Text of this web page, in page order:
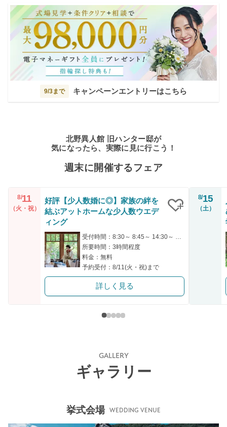
9/3まで キャンペーンエントリーはこちら
北野異人館 旧ハンター邸が
気になったら、実際に見に行こう！
週末に開催するフェア
8/11
（火・祝）
好評【少人数婚に◎】家族の絆を
結ぶアットホームな少人数ウエデ
ィング
受付時間：8:30～ 8:45～ 14:30～ 14:45～
所要時間：3時間程度
料金：無料
予約受付：8/11(火・祝)まで
詳しく見る
8/15
（土）
GALLERY
ギャラリー
挙式会場 WEDDING VENUE